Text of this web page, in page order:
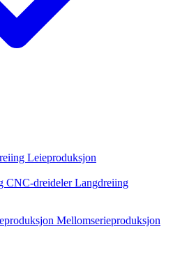
Leieproduksjon
CNC-dreidelerLangdreiing
Mellomserieproduksjon